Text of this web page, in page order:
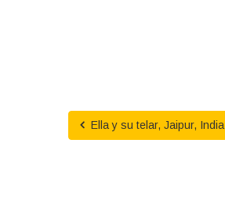
Ella y su telar, Jaipur, India